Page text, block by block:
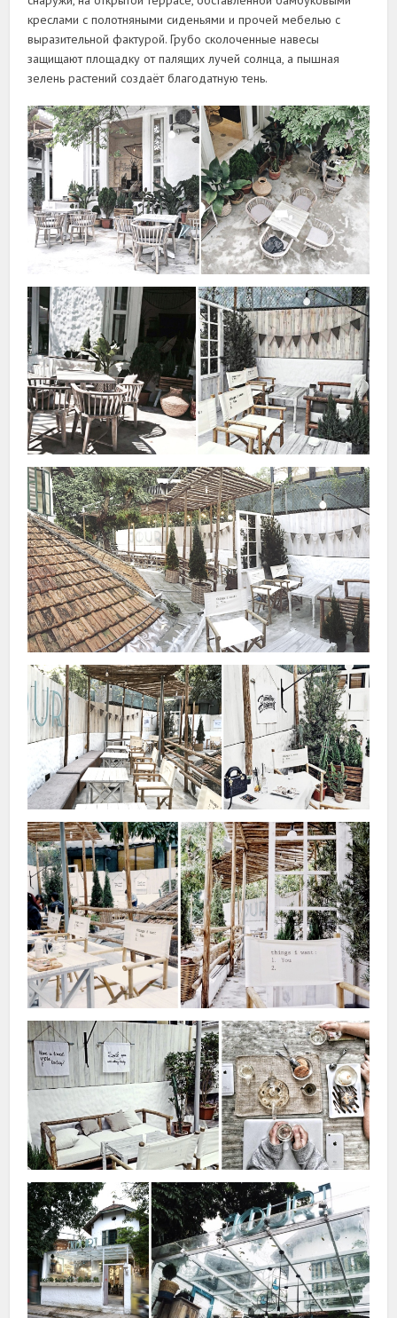
креслами с полотняными сиденьями и прочей мебелью с
выразительной фактурой. Грубо сколоченные навесы
защищают площадку от палящих лучей солнца, а пышная
зелень растений создаёт благодатную тень.